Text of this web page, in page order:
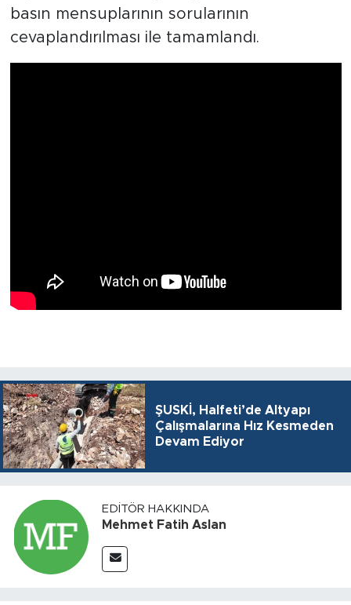
basın mensuplarının sorularının
cevaplandırılması ile tamamlandı.
ŞUSKİ, Halfeti’de Altyapı
Çalışmalarına Hız Kesmeden
Devam Ediyor
EDITÖR HAKKINDA
Mehmet Fatih Aslan